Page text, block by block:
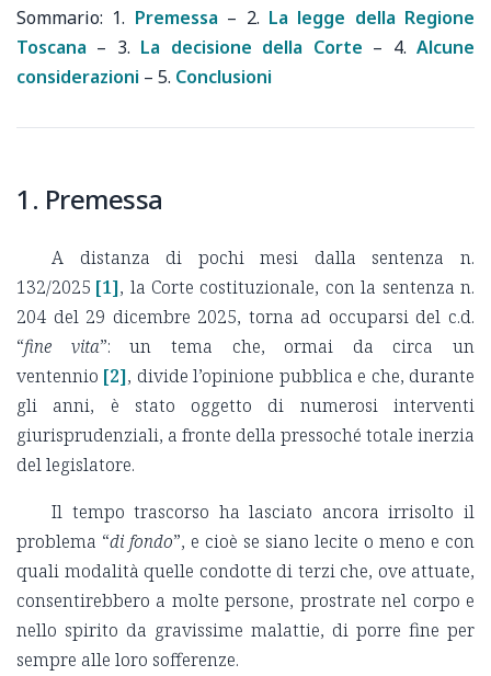
1. Premessa – 2. La legge della Regione
Toscana – 3. La decisione della Corte – 4. Alcune
considerazioni – 5. Conclusioni
1. Premessa
A distanza di pochi mesi dalla sentenza n.
132/2025 [1], la Corte costituzionale, con la sentenza n.
204 del 29 dicembre 2025, torna ad occuparsi del c.d.
“fine vita”: un tema che, ormai da circa un
ventennio [2], divide l’opinione pubblica e che, durante
gli anni, è stato oggetto di numerosi interventi
giurisprudenziali, a fronte della pressoché totale inerzia
del legislatore.
Il tempo trascorso ha lasciato ancora irrisolto il
problema “di fondo”, e cioè se siano lecite o meno e con
quali modalità quelle condotte di terzi che, ove attuate,
consentirebbero a molte persone, prostrate nel corpo e
nello spirito da gravissime malattie, di porre fine per
sempre alle loro sofferenze.